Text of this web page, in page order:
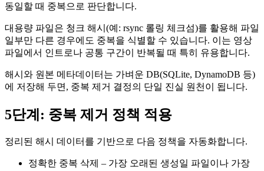
동일할 때 중복으로 판단합니다.
대용량 파일은 청크 해시 (예: rsync 롤링 체크섬)를 활용해 파일
일부만 다른 경우에도 중복을 식별할 수 있습니다. 이는 영상
파일에서 인트로나 공통 구간이 반복될 때 특히 유용합니다.
해시와 원본 메타데이터는 가벼운 DB(SQLite, DynamoDB 등)
에 저장해 두면, 중복 제거 결정의 단일 진실 원천 이 됩니다.
5단계: 중복 제거 정책 적용
정리된 해시 데이터를 기반으로 다음 정책을 자동화합니다.
정확한 중복 삭제 – 가장 오래된 생성일 파일이나 가장